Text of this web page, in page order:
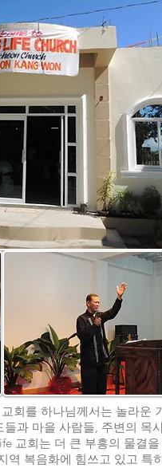
회를 하나님께서는 놀라운
과 마을 사람들, 주변의
교회는 더 큰 부흥의 물결
역 복음화에 힘쓰고 있고